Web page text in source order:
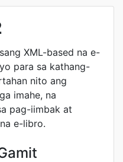
XML-based na e-
para sa kathang-
nito ang
imahe, na
pag-iimbak at
e-libro.